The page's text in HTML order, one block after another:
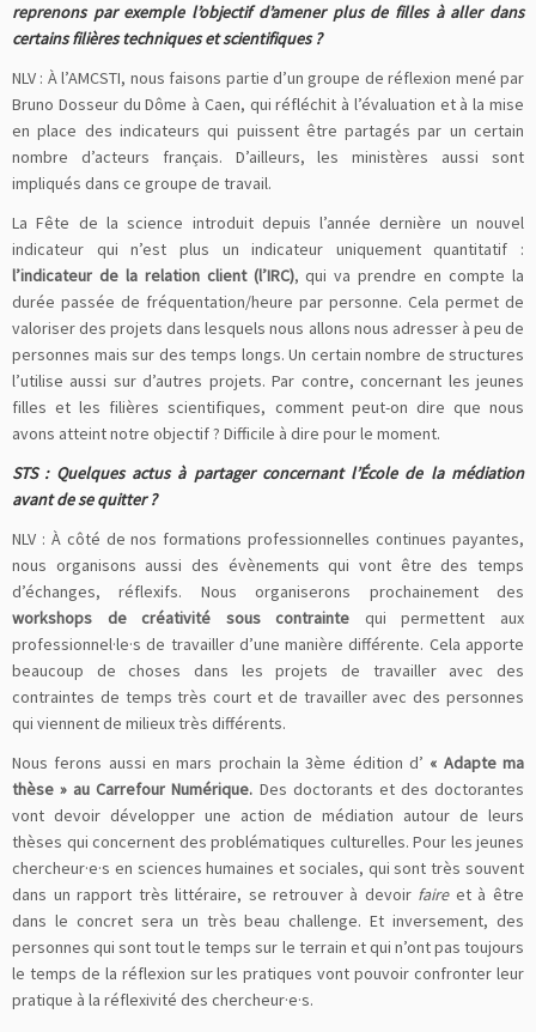
reprenons par exemple l’objectif d’amener plus de filles à aller dans
certains filières techniques et scientifiques ?
NLV : À l’AMCSTI, nous faisons partie d’un groupe de réflexion mené par
Bruno Dosseur du Dôme à Caen, qui réfléchit à l’évaluation et à la mise
en place des indicateurs qui puissent être partagés par un certain
nombre d’acteurs français. D’ailleurs, les ministères aussi sont
impliqués dans ce groupe de travail.
La Fête de la science introduit depuis l’année dernière un nouvel
indicateur qui n’est plus un indicateur uniquement quantitatif :
l’indicateur de la relation client (l’IRC), qui va prendre en compte la
durée passée de fréquentation/heure par personne. Cela permet de
valoriser des projets dans lesquels nous allons nous adresser à peu de
personnes mais sur des temps longs. Un certain nombre de structures
l’utilise aussi sur d’autres projets. Par contre, concernant les jeunes
filles et les filières scientifiques, comment peut-on dire que nous
avons atteint notre objectif ? Difficile à dire pour le moment.
STS : Quelques actus à partager concernant l’École de la médiation
avant de se quitter ?
NLV : À côté de nos formations professionnelles continues payantes,
nous organisons aussi des évènements qui vont être des temps
d’échanges, réflexifs. Nous organiserons prochainement des
workshops de créativité sous contrainte qui permettent aux
professionnel·le·s de travailler d’une manière différente. Cela apporte
beaucoup de choses dans les projets de travailler avec des
contraintes de temps très court et de travailler avec des personnes
qui viennent de milieux très différents.
Nous ferons aussi en mars prochain la 3ème édition d’ « Adapte ma
thèse » au Carrefour Numérique. Des doctorants et des doctorantes
vont devoir développer une action de médiation autour de leurs
thèses qui concernent des problématiques culturelles. Pour les jeunes
chercheur·e·s en sciences humaines et sociales, qui sont très souvent
dans un rapport très littéraire, se retrouver à devoir faireet à être
dans le concret sera un très beau challenge. Et inversement, des
personnes qui sont tout le temps sur le terrain et qui n’ont pas toujours
le temps de la réflexion sur les pratiques vont pouvoir confronter leur
pratique à la réflexivité des chercheur·e·s.